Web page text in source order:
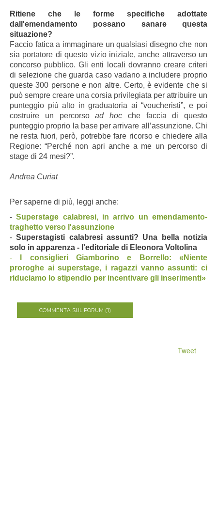
Ritiene che le forme specifiche adottate
dall'emendamento possano sanare questa
situazione?
Faccio fatica a immaginare un qualsiasi disegno che non
sia portatore di questo vizio iniziale, anche attraverso un
concorso pubblico. Gli enti locali dovranno creare criteri
di selezione che guarda caso vadano a includere proprio
queste 300 persone e non altre. Certo, è evidente che si
può sempre creare una corsia privilegiata per attribuire un
punteggio più alto in graduatoria ai “voucheristi”, e poi
costruire un percorsoad hoc che faccia di questo
punteggio proprio la base per arrivare all’assunzione. Chi
ne resta fuori, però, potrebbe fare ricorso e chiedere alla
Regione: “Perché non apri anche a me un percorso di
stage di 24 mesi?”.
Andrea Curiat
Per saperne di più, leggi anche:
-Superstage calabresi, in arrivo un emendamento-
traghetto verso l'assunzione
-Superstagisti calabresi assunti? Una bella notizia
solo in apparenza - l'editoriale di Eleonora Voltolina
-
I consiglieri Giamborino e Borrello: «Niente
proroghe ai superstage, i ragazzi vanno assunti: ci
riduciamo lo stipendio per incentivare gli inserimenti»
COMMENTA SUL FORUM (1)
Tweet